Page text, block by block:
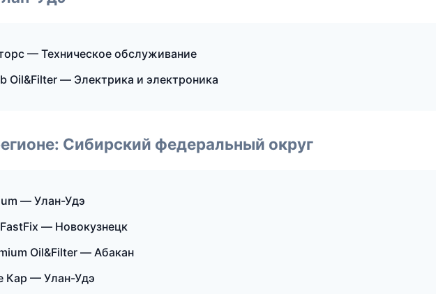
— Техническое обслуживание
Oil&Filter — Электрика и электроника
Сибирский федеральный округ
— Улан-Удэ
— Новокузнецк
Oil&Filter — Абакан
Кар — Улан-Удэ